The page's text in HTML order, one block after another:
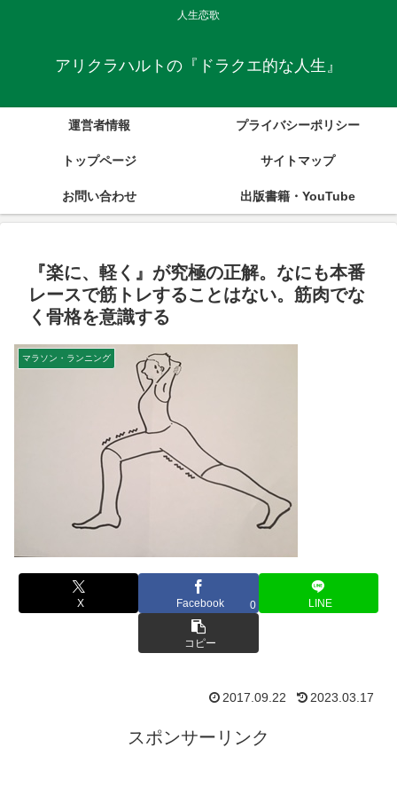
人生恋歌
アリクラハルトの『ドラクエ的な人生』
運営者情報 プライバシーポリシー
トップページ サイトマップ
お問い合わせ 出版書籍・YouTube
『楽に、軽く』が究極の正解。なにも本番
レースで筋トレすることはない。筋肉でな
く骨格を意識する
マラソン・ランニング
X Facebook 0 LINE
コピー
2017.09.22 2023.03.17
スポンサーリンク